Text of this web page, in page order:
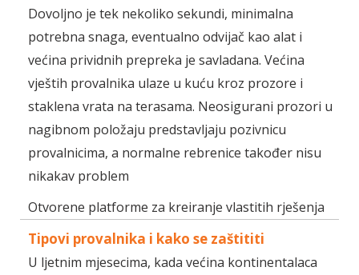
Dovoljno je tek nekoliko sekundi, minimalna
potrebna snaga, eventualno odvijač kao alat i
većina prividnih prepreka je savladana. Većina
vještih provalnika ulaze u kuću kroz prozore i
staklena vrata na terasama. Neosigurani prozori u
nagibnom položaju predstavljaju pozivnicu
provalnicima, a normalne rebrenice također nisu
nikakav problem
Otvorene platforme za kreiranje vlastitih rješenja
Tipovi provalnika i kako se zaštititi
U ljetnim mjesecima, kada većina kontinentalaca